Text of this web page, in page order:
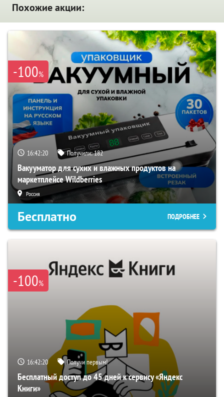
Похожие акции:
-100%
16:42:19 Получили:182
Вакууматор для сухих и влажных продуктов на
маркетплейсе Wildberries
Россия
Бесплатно ПОДРОБНЕЕ
-100%
16:42:19 Получи первым!
Бесплатный доступ до 45 дней к сервису «Яндекс
Книги»